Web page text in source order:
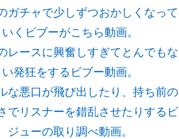
ガチャで少しずつおかしくなって
いくビブーがこちら動画。
レースに興奮しすぎてとんでもな
い発狂をするビブー動画。
な悪口が飛び出したり、持ち前の
でリスナーを錯乱させたりするビ
ジューの取り調べ動画。